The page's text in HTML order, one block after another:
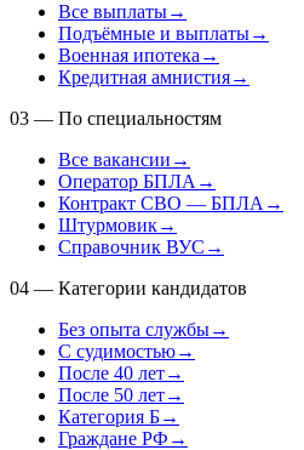
Все выплаты→
Подъёмные и выплаты→
Военная ипотека →
Кредитная амнистия→
03 — По специальностям
Все вакансии →
Оператор БПЛА →
Контракт СВО — БПЛА →
Штурмовик→
Справочник ВУС →
04 — Категории кандидатов
Без опыта службы→
С судимостью→
После 40 лет→
После 50 лет→
Категория Б→
Граждане РФ →